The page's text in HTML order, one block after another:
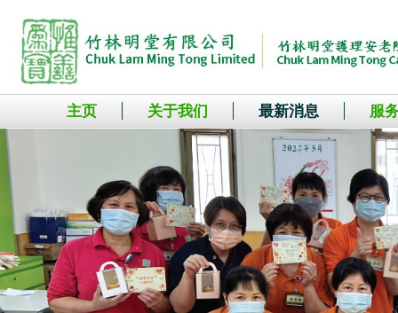
主页 关于我们 最新消息 服